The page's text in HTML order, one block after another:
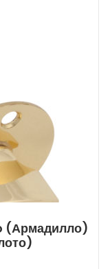
(Армадилло)